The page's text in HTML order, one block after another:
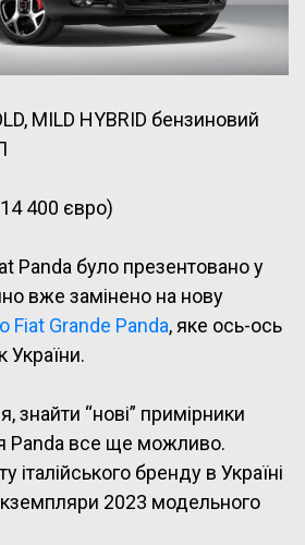
MILD HYBRID бензиновий
400 євро)
Panda було презентовано у
вже замінено на нову
Fiat Grande Panda, яке ось-ось
України.
знайти “нові” примірники
Panda все ще можливо.
італійського бренду в Україні
2023 модельного